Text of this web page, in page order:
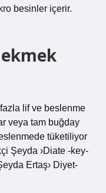
besinler içerir.
lif ve beslenme
veya tam buğday
tüketiliyor
Şeyda ›Diate -key-
Ertaş› Diyet-